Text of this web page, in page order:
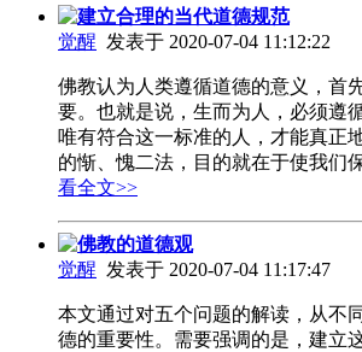
建立合理的当代道德规范
觉醒 发表于 2020-07-04 11:12:22
佛教认为人类遵循道德的意义，首
要。也就是说，生而为人，必须遵
唯有符合这一标准的人，才能真正
的惭、愧二法，目的就在于使我们
看全文>>
佛教的道德观
觉醒 发表于 2020-07-04 11:17:47
本文通过对五个问题的解读，从不
德的重要性。需要强调的是，建立